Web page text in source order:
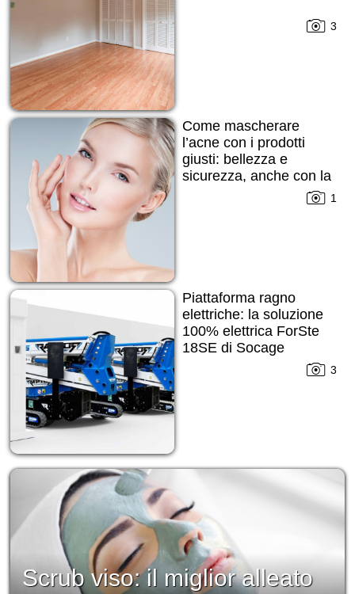
3
Come mascherare
l’acne con i prodotti
giusti: bellezza e
sicurezza, anche con la
1
Piattaforma ragno
elettriche: la soluzione
100% elettrica ForSte
18SE di Socage
3
Scrub viso: il miglior alleato